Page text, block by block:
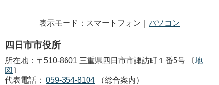
表示モード：スマートフォン｜ パソコン
四日市市役所
所在地：〒510-8601 三重県四日市市諏訪町１番5号 〔地
図 〕
代表電話：
059-354-8104
（総合案内）